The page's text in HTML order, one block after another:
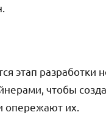
этап разработки
чтобы
опережают их.